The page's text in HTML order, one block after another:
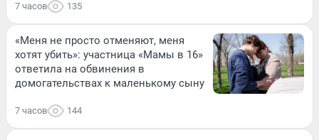
7 часов 135
«Меня не просто отменяют, меня
хотят убить»: участница «Мамы в 16»
ответила на обвинения в
домогательствах к маленькому сыну
7 часов 144